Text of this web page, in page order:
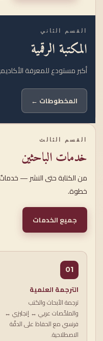
القسم الثاني
المكتبة الرقمية
أكبر مستودع للمعرفة
المخطوطات ←
القسم الثالث
خدمات الباحثين
من الكتابة حتى النشر —
خطوة.
جميع الخدمات
01
الترجمة العلمية
ترجمة الأبحاث والكتب
والملخّصات عربي ↔ إنجليزي ↔
فرنسي مع الحفاظ على الدقّة
الاصطلاحية.